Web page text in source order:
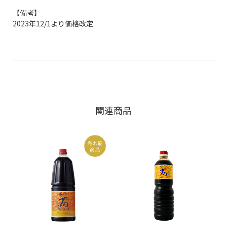
【備考】
2023年12/1より価格改定
関連商品